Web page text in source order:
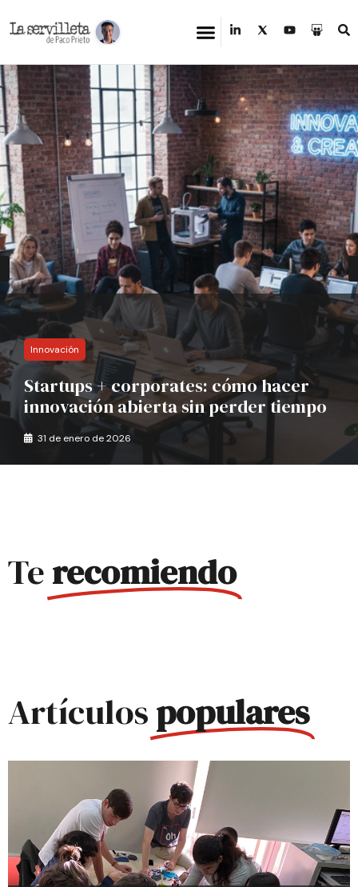
Innovación
Startups + corporates: cómo hacer
innovación abierta sin perder tiempo
31 de enero de 2026
Terecomiendo
Artículospopulares